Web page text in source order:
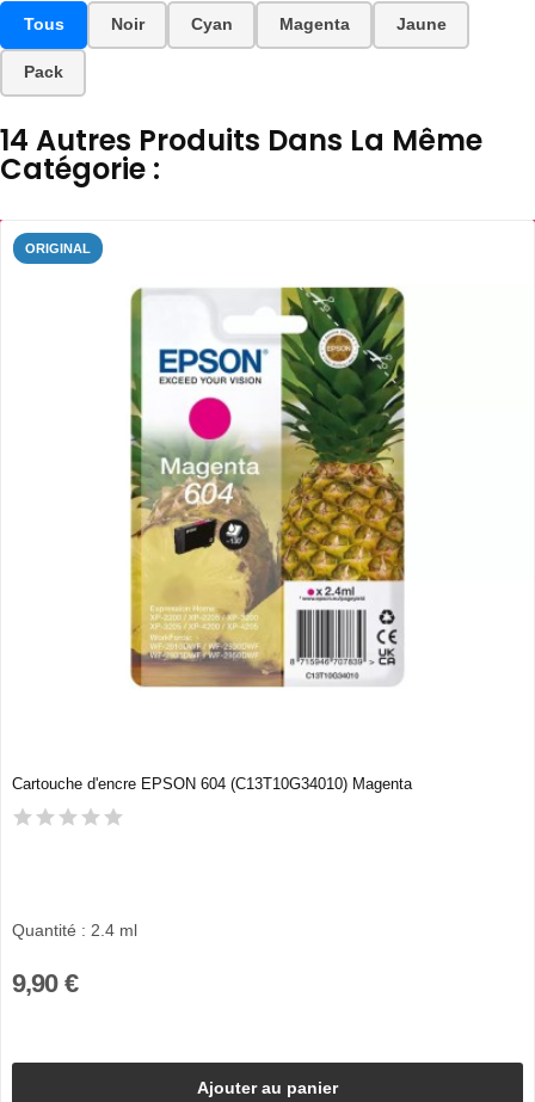
Tous Noir Cyan Magenta Jaune
Pack
14 Autres Produits Dans La Même
Catégorie :
ORIGINAL
Cartouche d'encre EPSON 604 (C13T10G34010) Magenta
Quantité : 2.4 ml
9,90 €
Ajouter au panier